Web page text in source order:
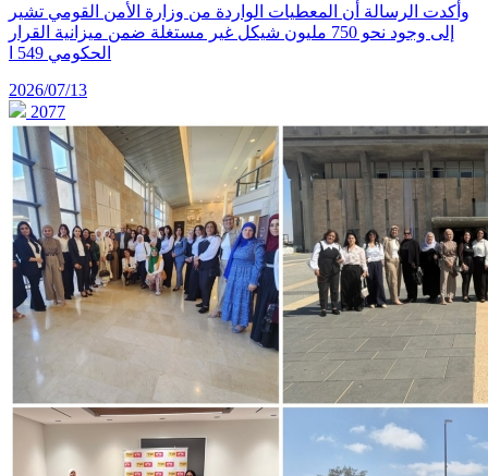
وأكدت الرسالة أن المعطيات الواردة من وزارة الأمن القومي تشير
إلى وجود نحو 750 مليون شيكل غير مستغلة ضمن ميزانية القرار
الحكومي 549 ا
2026/07/13
2077